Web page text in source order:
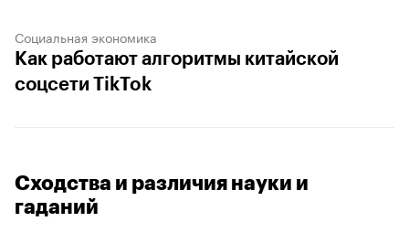
Социальная экономика
Как работают алгоритмы китайской
соцсети TikTok
Сходства и различия науки и
гаданий